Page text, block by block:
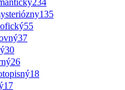
234
135
55
37
30
26
18
17